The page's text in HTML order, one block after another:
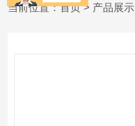
当前位置：首页> 产品展示